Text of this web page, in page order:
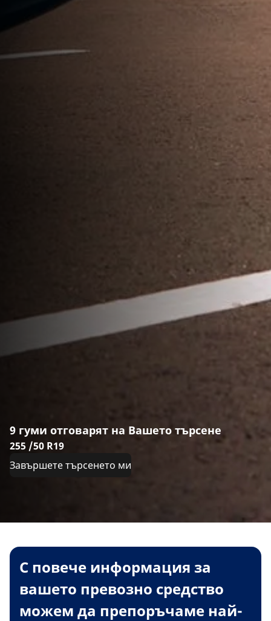
9 гуми отговарят на Вашето търсене
255 /50 R19
Завършете търсенето ми
С повече информация за
вашето превозно средство
можем да препоръчаме най-